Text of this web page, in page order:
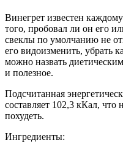
Винегрет известен
того, пробовал ли он его
свеклы по умолчанию не
его видоизменить, убрать
можно назвать
и полезное.
Подсчитанная
составляет 102,3 кКал, что
похудеть.
Ингредиенты: